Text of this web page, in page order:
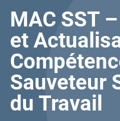
MAC SST
et
Sauveteur
du Travail